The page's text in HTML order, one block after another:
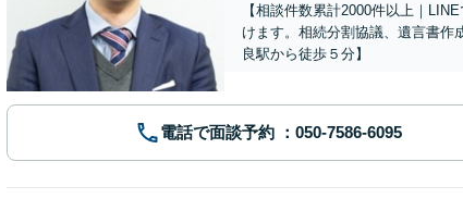
【相談件数累計2000件以上｜
けます。相続分割協議、遺言書作
良駅から徒歩５分】
電話で面談予約